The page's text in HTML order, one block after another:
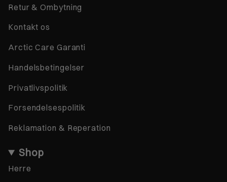
Retur & Ombytning
Kontakt os
Arctic Care Garanti
Handelsbetingelser
Privatlivspolitik
Forsendelsespolitik
Reklamation & Reperation
Shop
Herre